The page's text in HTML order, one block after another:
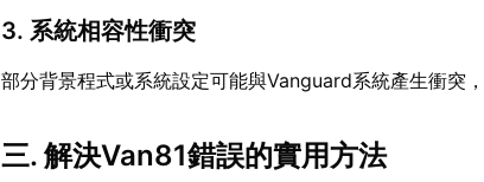
3. 系統相容性衝突
部分背景程式或系統設定可能與Vanguard系統產生衝突
三. 解決Van81錯誤的實用方法